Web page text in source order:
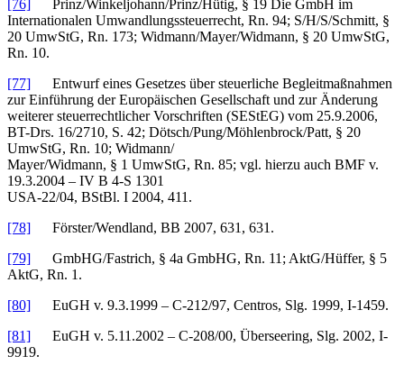
[76] Prinz/Winkeljohann/Prinz/Hütig, § 19 Die GmbH im
Internationalen Umwandlungssteuerrecht, Rn. 94; S/H/S/Schmitt, §
20 UmwStG, Rn. 173; Widmann/Mayer/Widmann, § 20 UmwStG,
Rn. 10.
[77] Entwurf eines Gesetzes über steuerliche Begleitmaßnahmen
zur Einführung der Europäischen Gesellschaft und zur Änderung
weiterer steuerrechtlicher Vorschriften (SEStEG) vom 25.9.2006,
BT-Drs. 16/2710, S. 42; Dötsch/Pung/Möhlenbrock/Patt, § 20
UmwStG, Rn. 10; Widmann/
Mayer/Widmann, § 1 UmwStG, Rn. 85; vgl. hierzu auch BMF v.
19.3.2004 – IV B 4-S 1301
USA-22/04, BStBl. I 2004, 411.
[78] Förster/Wendland, BB 2007, 631, 631.
[79] GmbHG/Fastrich, § 4a GmbHG, Rn. 11; AktG/Hüffer, § 5
AktG, Rn. 1.
[80] EuGH v. 9.3.1999 – C-212/97, Centros, Slg. 1999, I-1459.
[81] EuGH v. 5.11.2002 – C-208/00, Überseering, Slg. 2002, I-
9919.